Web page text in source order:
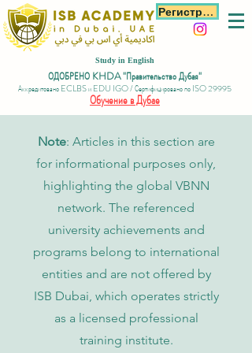
Регистрация
Study in English
ОДОБРЕНО KHDA "Правительство Дубая"
Аккредитовано ECLBS и EDU IGO / Сертифицировано по ISO 29995
Обучение в Дубае
Note: Articles in this section are
for informational purposes only,
highlighting the global VBNN
network. The referenced
university achievements and
programs belong to international
entities and are not offered by
ISB Dubai, which operates strictly
as a licensed professional
training institute.